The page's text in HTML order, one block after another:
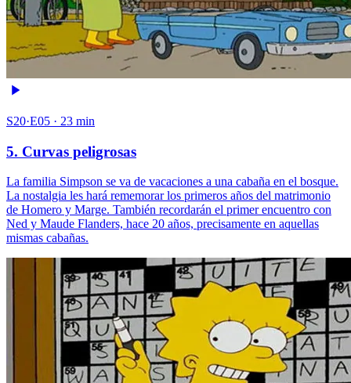
S20·E05 · 23 min
5. Curvas peligrosas
La familia Simpson se va de vacaciones a una cabaña en el bosque.
La nostalgia les hará rememorar los primeros años del matrimonio
de Homero y Marge. También recordarán el primer encuentro con
Ned y Maude Flanders, hace 20 años, precisamente en aquellas
mismas cabañas.